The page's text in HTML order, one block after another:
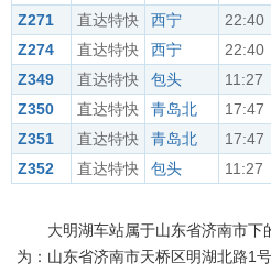
Z271
直达特快 西宁 22:40
Z274
直达特快 西宁 22:40
Z349
直达特快 包头 11:27
Z350
直达特快 青岛北 17:47
Z351
直达特快 青岛北 17:47
Z352
直达特快 包头 11:27
大明湖车站属于山东省济南市下
为：山东省济南市天桥区明湖北路1